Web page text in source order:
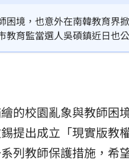
境，也意外在南韓教育界
育監當選人吳碩鎮近日也
的校園亂象與教師困
提出成立「現實版教
列教師保護措施，希